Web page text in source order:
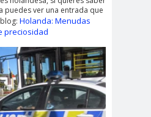
puedes ver una entrada que
Holanda: Menudas
preciosidad